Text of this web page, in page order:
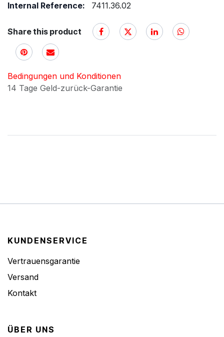
Internal Reference:
7411.36.02
Share this product
Bedingungen und Konditionen
14 Tage Geld-zurück-Garantie
KUNDENSERVICE
Vertrauensgarantie
Versand
Kontakt
ÜBER UNS